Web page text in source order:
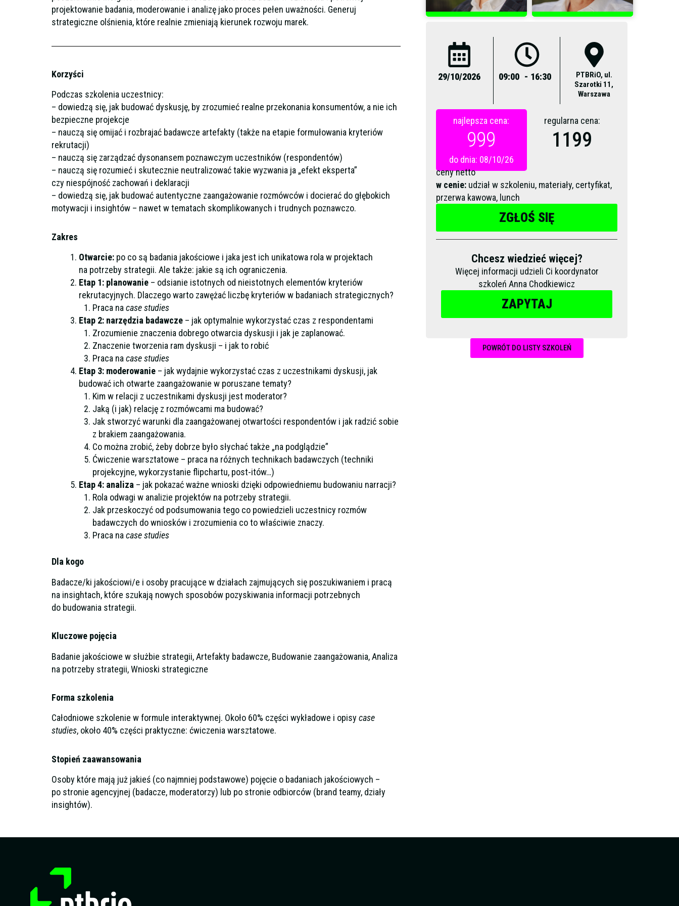
projektowanie badania, moderowanie i analizę jako proces pełen uważności. Generuj
strategiczne olśnienia, które realnie zmieniają kierunek rozwoju marek.
Korzyści
Podczas szkolenia uczestnicy:
– dowiedzą się, jak budować dyskusję, by zrozumieć realne przekonania konsumentów, a nie ich
bezpieczne projekcje
– nauczą się omijać i rozbrajać badawcze artefakty (także na etapie formułowania kryteriów
rekrutacji)
– nauczą się zarządzać dysonansem poznawczym uczestników (respondentów)
– nauczą się rozumieć i skutecznie neutralizować takie wyzwania ja „efekt eksperta”
czy niespójność zachowań i deklaracji
– dowiedzą się, jak budować autentyczne zaangażowanie rozmówców i docierać do głębokich
motywacji i insightów – nawet w tematach skomplikowanych i trudnych poznawczo.
Zakres
Otwarcie: po co są badania jakościowe i jaka jest ich unikatowa rola w projektach
na potrzeby strategii. Ale także: jakie są ich ograniczenia.
Etap 1: planowanie – odsianie istotnych od nieistotnych elementów kryteriów
rekrutacyjnych. Dlaczego warto zawężać liczbę kryteriów w badaniach strategicznych?
Praca nacase studies
Etap 2: narzędzia badawcze – jak optymalnie wykorzystać czas z respondentami
Zrozumienie znaczenia dobrego otwarcia dyskusji i jak je zaplanować.
Znaczenie tworzenia ram dyskusji – i jak to robić
Praca nacase studies
Etap 3: moderowanie – jak wydajnie wykorzystać czas z uczestnikami dyskusji, jak
budować ich otwarte zaangażowanie w poruszane tematy?
Kim w relacji z uczestnikami dyskusji jest moderator?
Jaką (i jak) relację z rozmówcami ma budować?
Jak stworzyć warunki dla zaangażowanej otwartości respondentów i jak radzić sobie
z brakiem zaangażowania.
Co można zrobić, żeby dobrze było słychać także „na podglądzie”
Ćwiczenie warsztatowe – praca na różnych technikach badawczych (techniki
projekcyjne, wykorzystanie flipchartu, post-itów…)
Etap 4: analiza – jak pokazać ważne wnioski dzięki odpowiedniemu budowaniu narracji?
Rola odwagi w analizie projektów na potrzeby strategii.
Jak przeskoczyć od podsumowania tego co powiedzieli uczestnicy rozmów
badawczych do wniosków i zrozumienia co to właściwie znaczy.
Praca nacase studies
Dla kogo
Badacze/ki jakościowi/e i osoby pracujące w działach zajmujących się poszukiwaniem i pracą
na insightach, które szukają nowych sposobów pozyskiwania informacji potrzebnych
do budowania strategii.
Kluczowe pojęcia
Badanie jakościowe w służbie strategii, Artefakty badawcze, Budowanie zaangażowania, Analiza
na potrzeby strategii, Wnioski strategiczne
Forma szkolenia
Całodniowe szkolenie w formule interaktywnej. Około 60% części wykładowe i opisy case
studies, około 40% części praktyczne: ćwiczenia warsztatowe.
Stopień zaawansowania
Osoby które mają już jakieś (co najmniej podstawowe) pojęcie o badaniach jakościowych –
po stronie agencyjnej (badacze, moderatorzy) lub po stronie odbiorców (brand teamy, działy
insightów).
29/10/2026 09:00 - 16:30
PTBRiO, ul.
Szarotki 11,
Warszawa
najlepsza cena:
999
do dnia: 08/10/26
regularna cena:
1199
ceny netto
w cenie: udział w szkoleniu, materiały, certyfikat,
przerwa kawowa, lunch
ZGŁOŚ SIĘ
Chcesz wiedzieć więcej?
Więcej informacji udzieli Ci koordynator
szkoleń Anna Chodkiewicz
ZAPYTAJ
POWRÓT DO LISTY SZKOLEŃ